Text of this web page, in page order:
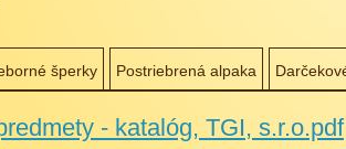
šperky Postriebrená alpaka
- katalóg, TGI, s.r.o.pdf